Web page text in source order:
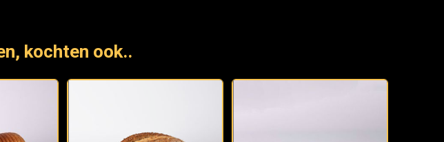
kochten ook..